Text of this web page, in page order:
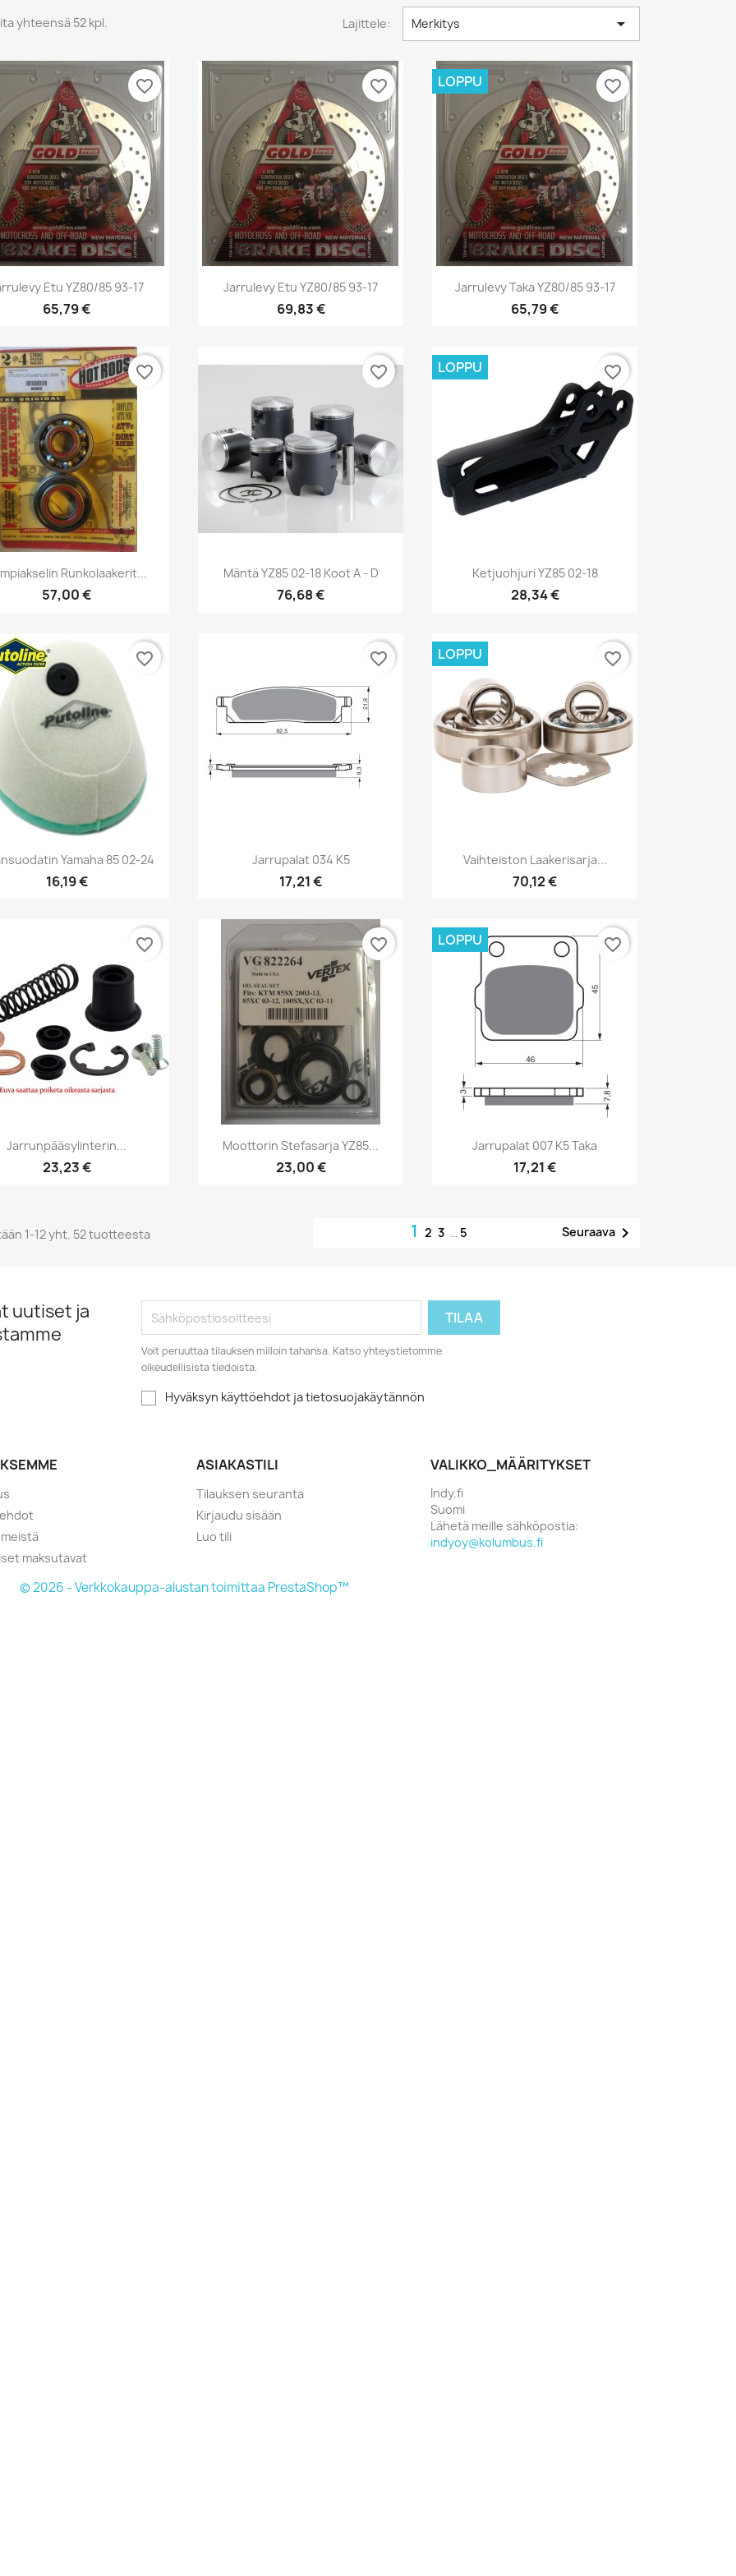
yhteensä 52 kpl. Lajittele: Merkitys 
Pikakatselu
Etu YZ80/85 93-17
65,79 €
favorite_border
Pikakatselu
Jarrulevy Etu YZ80/85 93-17
69,83 €
favorite_border
Pikakatselu
Jarrulevy Taka YZ80/85 93-17
65,79 €
LOPPU favorite_border
Pikakatselu
Runkolaakerit...
57,00 €
favorite_border
Pikakatselu
Mäntä YZ85 02-18 Koot A - D
76,68 €
favorite_border
Pikakatselu
Ketjuohjuri YZ85 02-18
28,34 €
LOPPU favorite_border
Pikakatselu
Yamaha 85 02-24
16,19 €
favorite_border
Pikakatselu
Jarrupalat 034 K5
17,21 €
favorite_border
Pikakatselu
Vaihteiston Laakerisarja...
70,12 €
LOPPU favorite_border
Pikakatselu
Jarrunpääsylinterin...
23,23 €
favorite_border
Pikakatselu
Moottorin Stefasarja YZ85...
23,00 €
favorite_border
Pikakatselu
Jarrupalat 007 K5 Taka
17,21 €
LOPPU favorite_border
1-12 yht. 52 tuotteesta 123 … 5 Seuraava
uutiset ja
Voit peruuttaa tilauksen milloin tahansa. Katso yhteystietomme
oikeudellisista tiedoista.
Hyväksyn käyttöehdot ja tietosuojakäytännön
maksutavat
ASIAKASTILI
Tilauksen seuranta
Kirjaudu sisään
Luo tili
VALIKKO_MÄÄRITYKSET
Indy.fi
Suomi
Lähetä meille sähköpostia:
indyoy@kolumbus.fi
© 2026 - Verkkokauppa-alustan toimittaa PrestaShop™